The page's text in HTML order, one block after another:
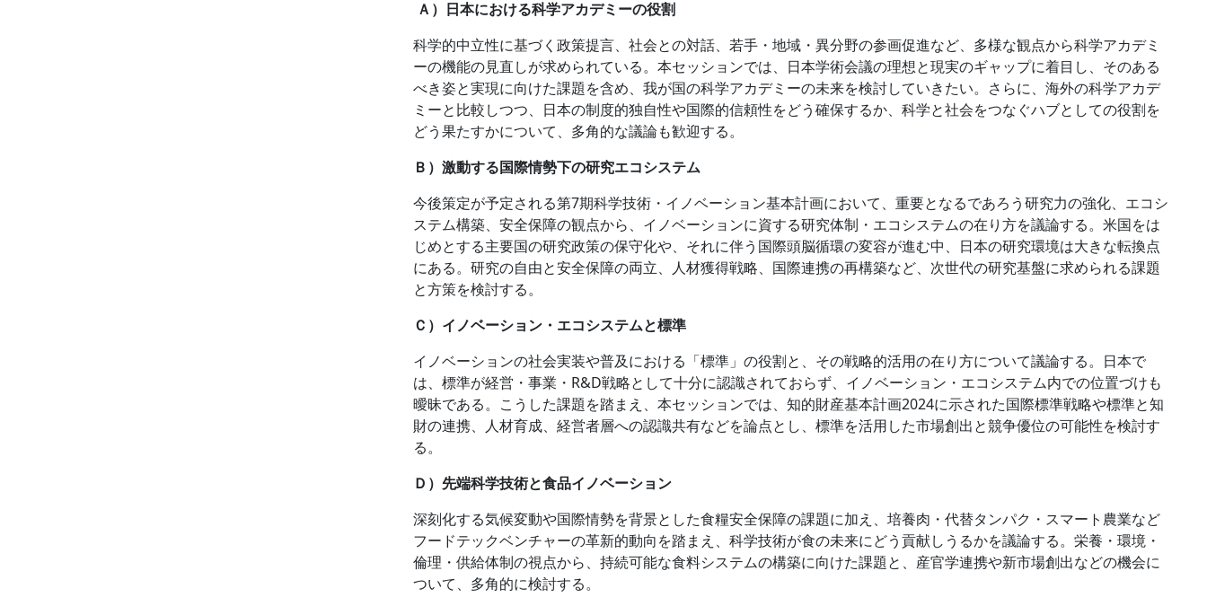
Ａ）日本における科学アカデミーの役割
科学的中立性に基づく政策提言、社会との対話、若手・地域・異分野の参画促進など、多様な観点から科学アカデミ
ーの機能の見直しが求められている。本セッションでは、日本学術会議の理想と現実のギャップに着目し、そのある
べき姿と実現に向けた課題を含め、我が国の科学アカデミーの未来を検討していきたい。さらに、海外の科学アカデ
ミーと比較しつつ、日本の制度的独自性や国際的信頼性をどう確保するか、科学と社会をつなぐハブとしての役割を
どう果たすかについて、多角的な議論も歓迎する。
Ｂ）激動する国際情勢下の研究エコシステム
今後策定が予定される第7期科学技術・イノベーション基本計画において、重要となるであろう研究力の強化、エコシ
ステム構築、安全保障の観点から、イノベーションに資する研究体制・エコシステムの在り方を議論する。米国をは
じめとする主要国の研究政策の保守化や、それに伴う国際頭脳循環の変容が進む中、日本の研究環境は大きな転換点
にある。研究の自由と安全保障の両立、人材獲得戦略、国際連携の再構築など、次世代の研究基盤に求められる課題
と方策を検討する。
Ｃ）イノベーション・エコシステムと標準
イノベーションの社会実装や普及における「標準」の役割と、その戦略的活用の在り方について議論する。日本で
は、標準が経営・事業・R&D戦略として十分に認識されておらず、イノベーション・エコシステム内での位置づけも
曖昧である。こうした課題を踏まえ、本セッションでは、知的財産基本計画2024に示された国際標準戦略や標準と知
財の連携、人材育成、経営者層への認識共有などを論点とし、標準を活用した市場創出と競争優位の可能性を検討す
る。
Ｄ）先端科学技術と食品イノベーション
深刻化する気候変動や国際情勢を背景とした食糧安全保障の課題に加え、培養肉・代替タンパク・スマート農業など
フードテックベンチャーの革新的動向を踏まえ、科学技術が食の未来にどう貢献しうるかを議論する。栄養・環境・
倫理・供給体制の視点から、持続可能な食料システムの構築に向けた課題と、産官学連携や新市場創出などの機会に
ついて、多角的に検討する。